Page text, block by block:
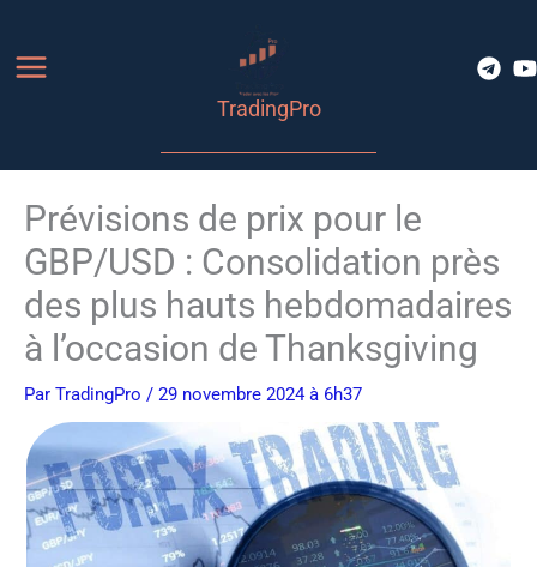
contenu
TradingPro
Prévisions de prix pour le
GBP/USD : Consolidation près
des plus hauts hebdomadaires
à l’occasion de Thanksgiving
Par TradingPro / 29 novembre 2024 à 6h37